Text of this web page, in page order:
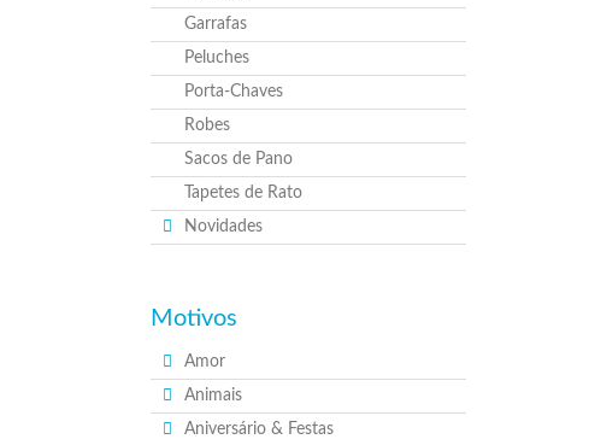
Garrafas
Peluches
Porta-Chaves
Robes
Sacos de Pano
Tapetes de Rato
Novidades
Motivos
Amor
Animais
Aniversário & Festas